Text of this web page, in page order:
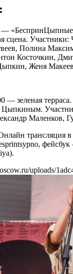
— «БеспринЦыпные
сцена. Участники:
Полина
Косточкин,
Женя
— зеленая
Цыпкиным.
Маленков,
трансляция
uploads/